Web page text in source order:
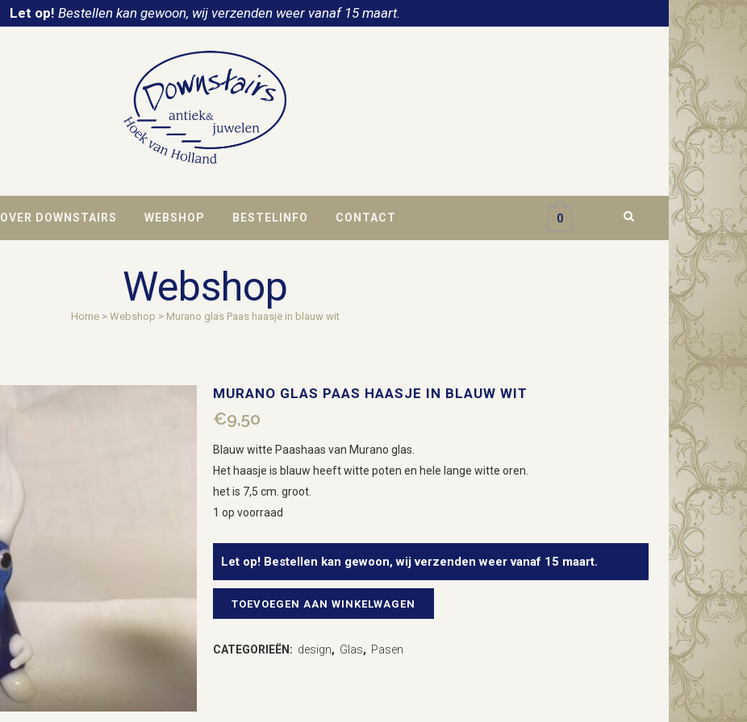
Let op! Bestellen kan gewoon, wij verzenden weer vanaf 15 maart.
OVER DOWNSTAIRS WEBSHOP BESTELINFO CONTACT 0
Webshop
Home> Webshop > Murano glas Paas haasje in blauw wit
MURANO GLAS PAAS HAASJE IN BLAUW WIT
€9,50
Blauw witte Paashaas van Murano glas.
Het haasje is blauw heeft witte poten en hele lange witte oren.
het is 7,5 cm. groot.
1 op voorraad
Let op! Bestellen kan gewoon, wij verzenden weer vanaf 15 maart.
Murano
TOEVOEGEN AAN WINKELWAGEN
CATEGORIEËN: design, Glas, Pasen